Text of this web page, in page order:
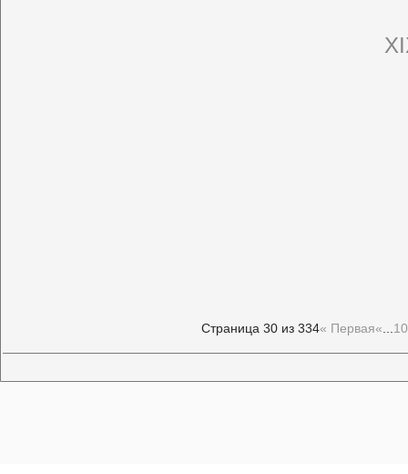
Страница 30 из 334« Первая« 10